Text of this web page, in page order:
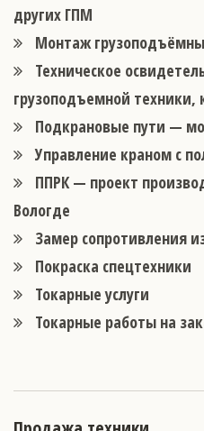
других ГПМ
Монтаж
Техническое
грузоподъемной техники,
Подкрановые пути —
Управление краном с
ППРК — проект
Вологде
Замер сопротивления
Покраска спецтехники
Токарные услуги
Токарные работы на